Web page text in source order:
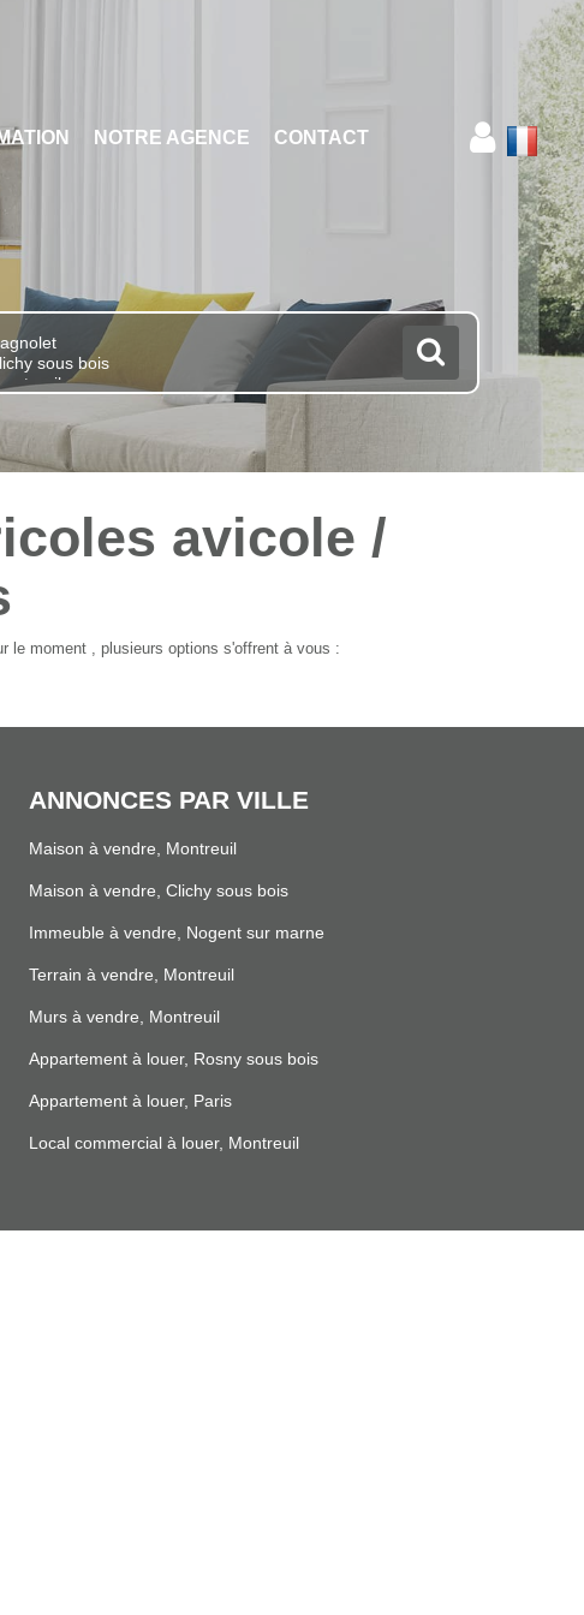
NOTRE AGENCE CONTACT
avicole /
le moment , plusieurs options s'offrent à vous :
ANNONCES PAR VILLE
Maison à vendre, Montreuil
Maison à vendre, Clichy sous bois
Immeuble à vendre, Nogent sur marne
Terrain à vendre, Montreuil
Murs à vendre, Montreuil
Appartement à louer, Rosny sous bois
Appartement à louer, Paris
Local commercial à louer, Montreuil